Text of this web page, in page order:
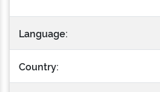
Language:
Country: